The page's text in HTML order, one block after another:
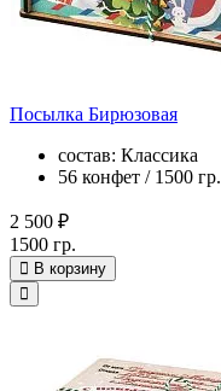
Посылка Бирюзовая
состав: Классика
56 конфет / 1500 гр.
2 500 ₽
1500 гр.
В корзину